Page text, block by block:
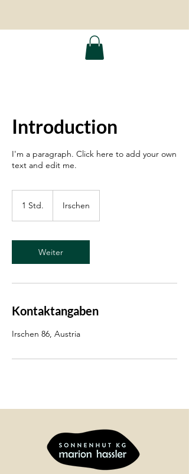
Introduction
I'm a paragraph. Click here to add your own
text and edit me.
1 Std.
d
Irschen
Weiter
Kontaktangaben
Irschen 86, Austria